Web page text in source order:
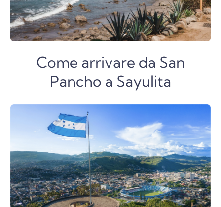
Come arrivare da San
Pancho a Sayulita